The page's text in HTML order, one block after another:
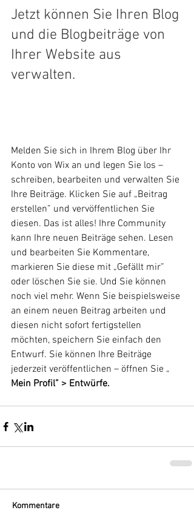
Jetzt können Sie Ihren Blog
und die Blogbeiträge von
Ihrer Website aus
verwalten.
Melden Sie sich in Ihrem Blog über Ihr
Konto von Wix an und legen Sie los –
schreiben, bearbeiten und verwalten Sie
Ihre Beiträge. Klicken Sie auf „Beitrag
erstellen” und vervöffentlichen Sie
diesen. Das ist alles! Ihre Community
kann Ihre neuen Beiträge sehen. Lesen
und bearbeiten Sie Kommentare,
markieren Sie diese mit „Gefällt mir”
oder löschen Sie sie. Und Sie können
noch viel mehr. Wenn Sie beispielsweise
an einem neuen Beitrag arbeiten und
diesen nicht sofort fertigstellen
möchten, speichern Sie einfach den
Entwurf. Sie können Ihre Beiträge
jederzeit veröffentlichen – öffnen Sie „
Mein Profil” > Entwürfe.
Kommentare